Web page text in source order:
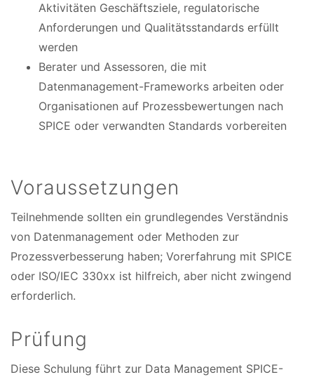
Aktivitäten Geschäftsziele, regulatorische
Anforderungen und Qualitätsstandards erfüllt
werden
Berater und Assessoren, die mit
Datenmanagement-Frameworks arbeiten oder
Organisationen auf Prozessbewertungen nach
SPICE oder verwandten Standards vorbereiten
Voraussetzungen
Teilnehmende sollten ein grundlegendes Verständnis
von Datenmanagement oder Methoden zur
Prozessverbesserung haben; Vorerfahrung mit SPICE
oder ISO/IEC 330xx ist hilfreich, aber nicht zwingend
erforderlich.
Prüfung
Diese Schulung führt zur Data Management SPICE-